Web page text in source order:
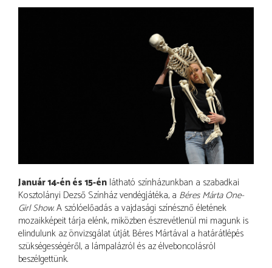
Január 14-én és 15-én látható színházunkban a szabadkai
Kosztolányi Dezső Színház vendégjátéka, a Béres Márta One-
Girl Show. A szólóelőadás a vajdasági színésznő életének
mozaikképeit tárja elénk, miközben észrevétlenül mi magunk is
elindulunk az önvizsgálat útját. Béres Mártával a határátlépés
szükségességéről, a lámpalázról és az élveboncolásról
beszélgettünk.